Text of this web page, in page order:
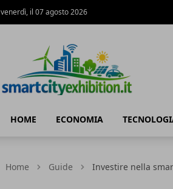
venerdì, il 07 agosto 2026
HOME ECONOMIA
Home Guide Investire nella